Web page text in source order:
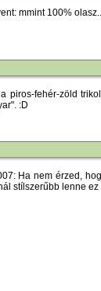
mmint 100%
piros-fehér-zöld
:D
Ha nem érzed,
stílszerűbb lenne ez